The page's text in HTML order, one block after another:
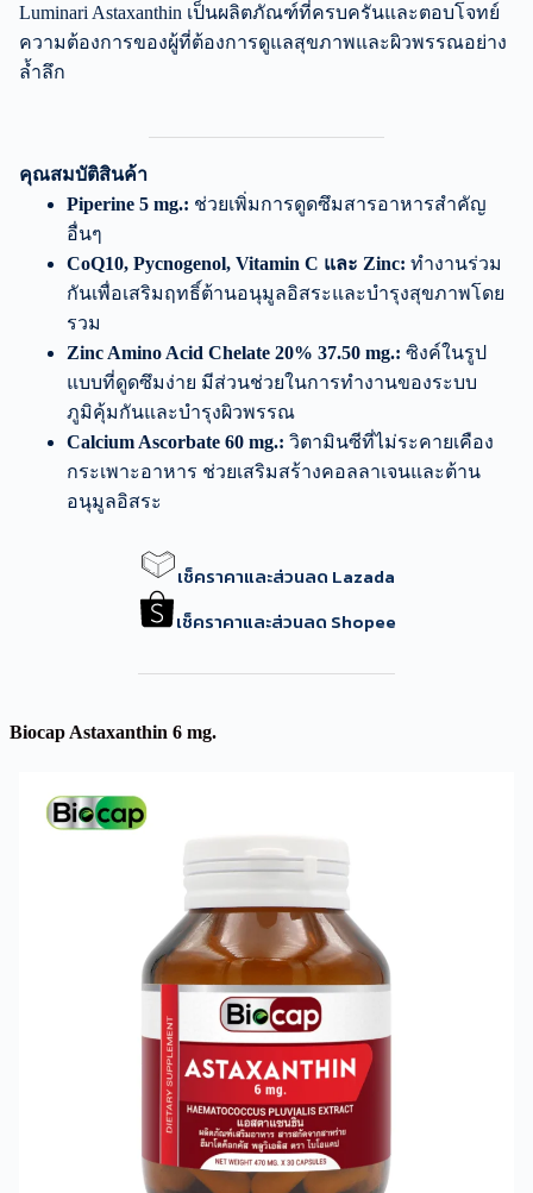
Luminari Astaxanthin เป็นผลิตภัณฑ์ที่ครบครันและตอบโจทย์
ความต้องการของผู้ที่ต้องการดูแลสุขภาพและผิวพรรณอย่าง
ล้ำลึก
คุณสมบัติสินค้า
Piperine 5 mg.: ช่วยเพิ่มการดูดซึมสารอาหารสำคัญ
อื่นๆ
CoQ10, Pycnogenol, Vitamin C และ Zinc: ทำงานร่วม
กันเพื่อเสริมฤทธิ์ต้านอนุมูลอิสระและบำรุงสุขภาพโดย
รวม
Zinc Amino Acid Chelate 20% 37.50 mg.: ซิงค์ในรูป
แบบที่ดูดซึมง่าย มีส่วนช่วยในการทำงานของระบบ
ภูมิคุ้มกันและบำรุงผิวพรรณ
Calcium Ascorbate 60 mg.: วิตามินซีที่ไม่ระคายเคือง
กระเพาะอาหาร ช่วยเสริมสร้างคอลลาเจนและต้าน
อนุมูลอิสระ
เช็คราคาและส่วนลด Lazada
เช็คราคาและส่วนลด Shopee
Biocap Astaxanthin 6 mg.